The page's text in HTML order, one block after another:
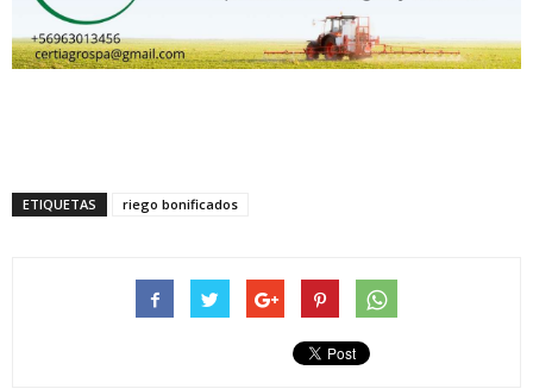
ETIQUETAS riego bonificados